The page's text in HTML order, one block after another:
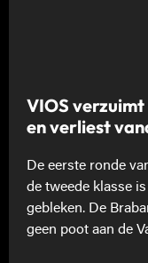
VIOS
en verliest
De eerste ronde
de tweede klasse
gebleken. De
geen poot aan de